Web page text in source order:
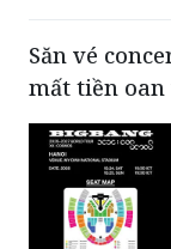
Săn vé
mất tiền